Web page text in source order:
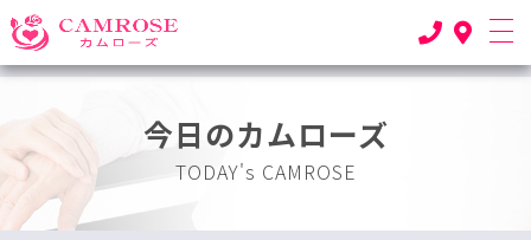
今日のカムローズ
TODAY's CAMROSE